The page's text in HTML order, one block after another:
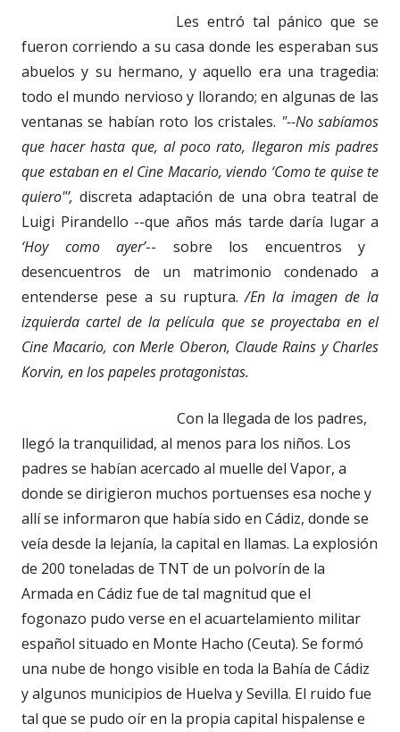
Les entró tal pánico que se
fueron corriendo a su casa donde les esperaban sus
abuelos y su hermano, y aquello era una tragedia:
todo el mundo nervioso y llorando; en algunas de las
ventanas se habían roto los cristales. "--No sabíamos
que hacer hasta que, al poco rato, llegaron mis padres
que estaban en el Cine Macario, viendo ‘Como te quise te
quiero"’, discreta adaptación de una obra teatral de
Luigi Pirandello --que años más tarde daría lugar a
‘Hoy como ayer’-- sobre los encuentros y
desencuentros de un matrimonio condenado a
entenderse pese a su ruptura./En la imagen de la
izquierda cartel de la película que se proyectaba en el
Cine Macario, con Merle Oberon, Claude Rains y Charles
Korvin, en los papeles protagonistas.
Con la llegada de los padres,
llegó la tranquilidad, al menos para los niños. Los
padres se habían acercado al muelle del Vapor, a
donde se dirigieron muchos portuenses esa noche y
allí se informaron que había sido en Cádiz, donde se
veía desde la lejanía, la capital en llamas. La explosión
de 200 toneladas de TNT de un polvorín de la
Armada en Cádiz fue de tal magnitud que el
fogonazo pudo verse en el acuartelamiento militar
español situado en Monte Hacho (Ceuta). Se formó
una nube de hongo visible en toda la Bahía de Cádiz
y algunos municipios de Huelva y Sevilla. El ruido fue
tal que se pudo oír en la propia capital hispalense e